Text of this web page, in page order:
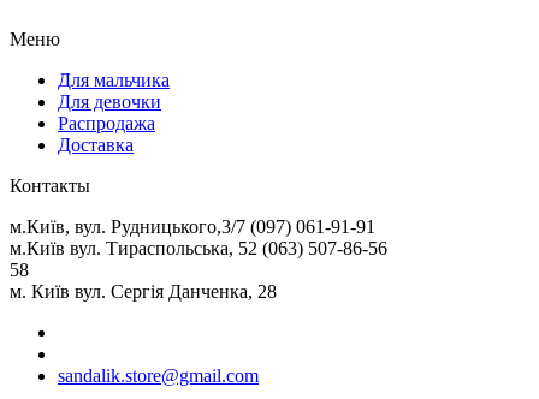
Меню
Для мальчика
Для девочки
Распродажа
Доставка
Контакты
м.Київ, вул. Рудницького,3/7 (097) 061-91-91
м.Київ вул. Тираспольська, 52 (063) 507-86-56
58
м. Київ вул. Сергія Данченка, 28
sandalik.store@gmail.com